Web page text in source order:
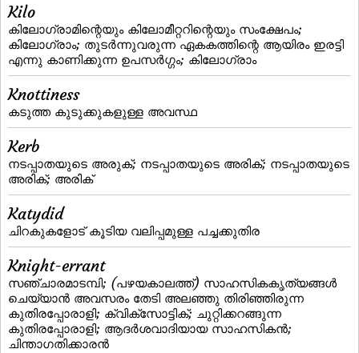
Kilo
കിലോഗ്രാമിന്റെയും കിലോമീറ്ററിന്റെയും സംക്ഷേപം;
കിലോഗ്രാം; തുടര്‍ന്നുവരുന്ന ഏകകത്തിന്റെ ആയിരം ഇരട്ടി
എന്നു കാണിക്കുന്ന ഉപസര്‍ഗ്ഗം; കിലോഗ്രാം
Knottiness
കടുത്ത കുടുക്കുകളുള്ള അവസ്ഥ
Kerb
നടപ്പാതയുടെ അരുക്‌; നടപ്പാതയുടെ അരിക്‌; നടപ്പാതയുടെ
അരിക്; അരിക്
Katydid
ചിറകുകളോട് കൂടിയ വലിപ്പമുള്ള പച്ചക്കുതിര
Knight-errant
സഞ്ചാരമാടമ്പി; (പഴയകാലത്ത്‌) സാഹസികകൃത്യങ്ങള്‍
ചെയ്യാന്‍ അവസരം തേടി അലഞ്ഞു തിരിഞ്ഞിരുന്ന
കുതിരപ്പോരാളി; ക്വിക്‌സോട്ടിക്‌; ചുറ്റിക്കറങ്ങുന്ന
കുതിരപ്പോരാളി; ആദര്‍ശവാദിയായ സാഹസികന്‍;
ചിന്താഗതിക്കാരന്‍